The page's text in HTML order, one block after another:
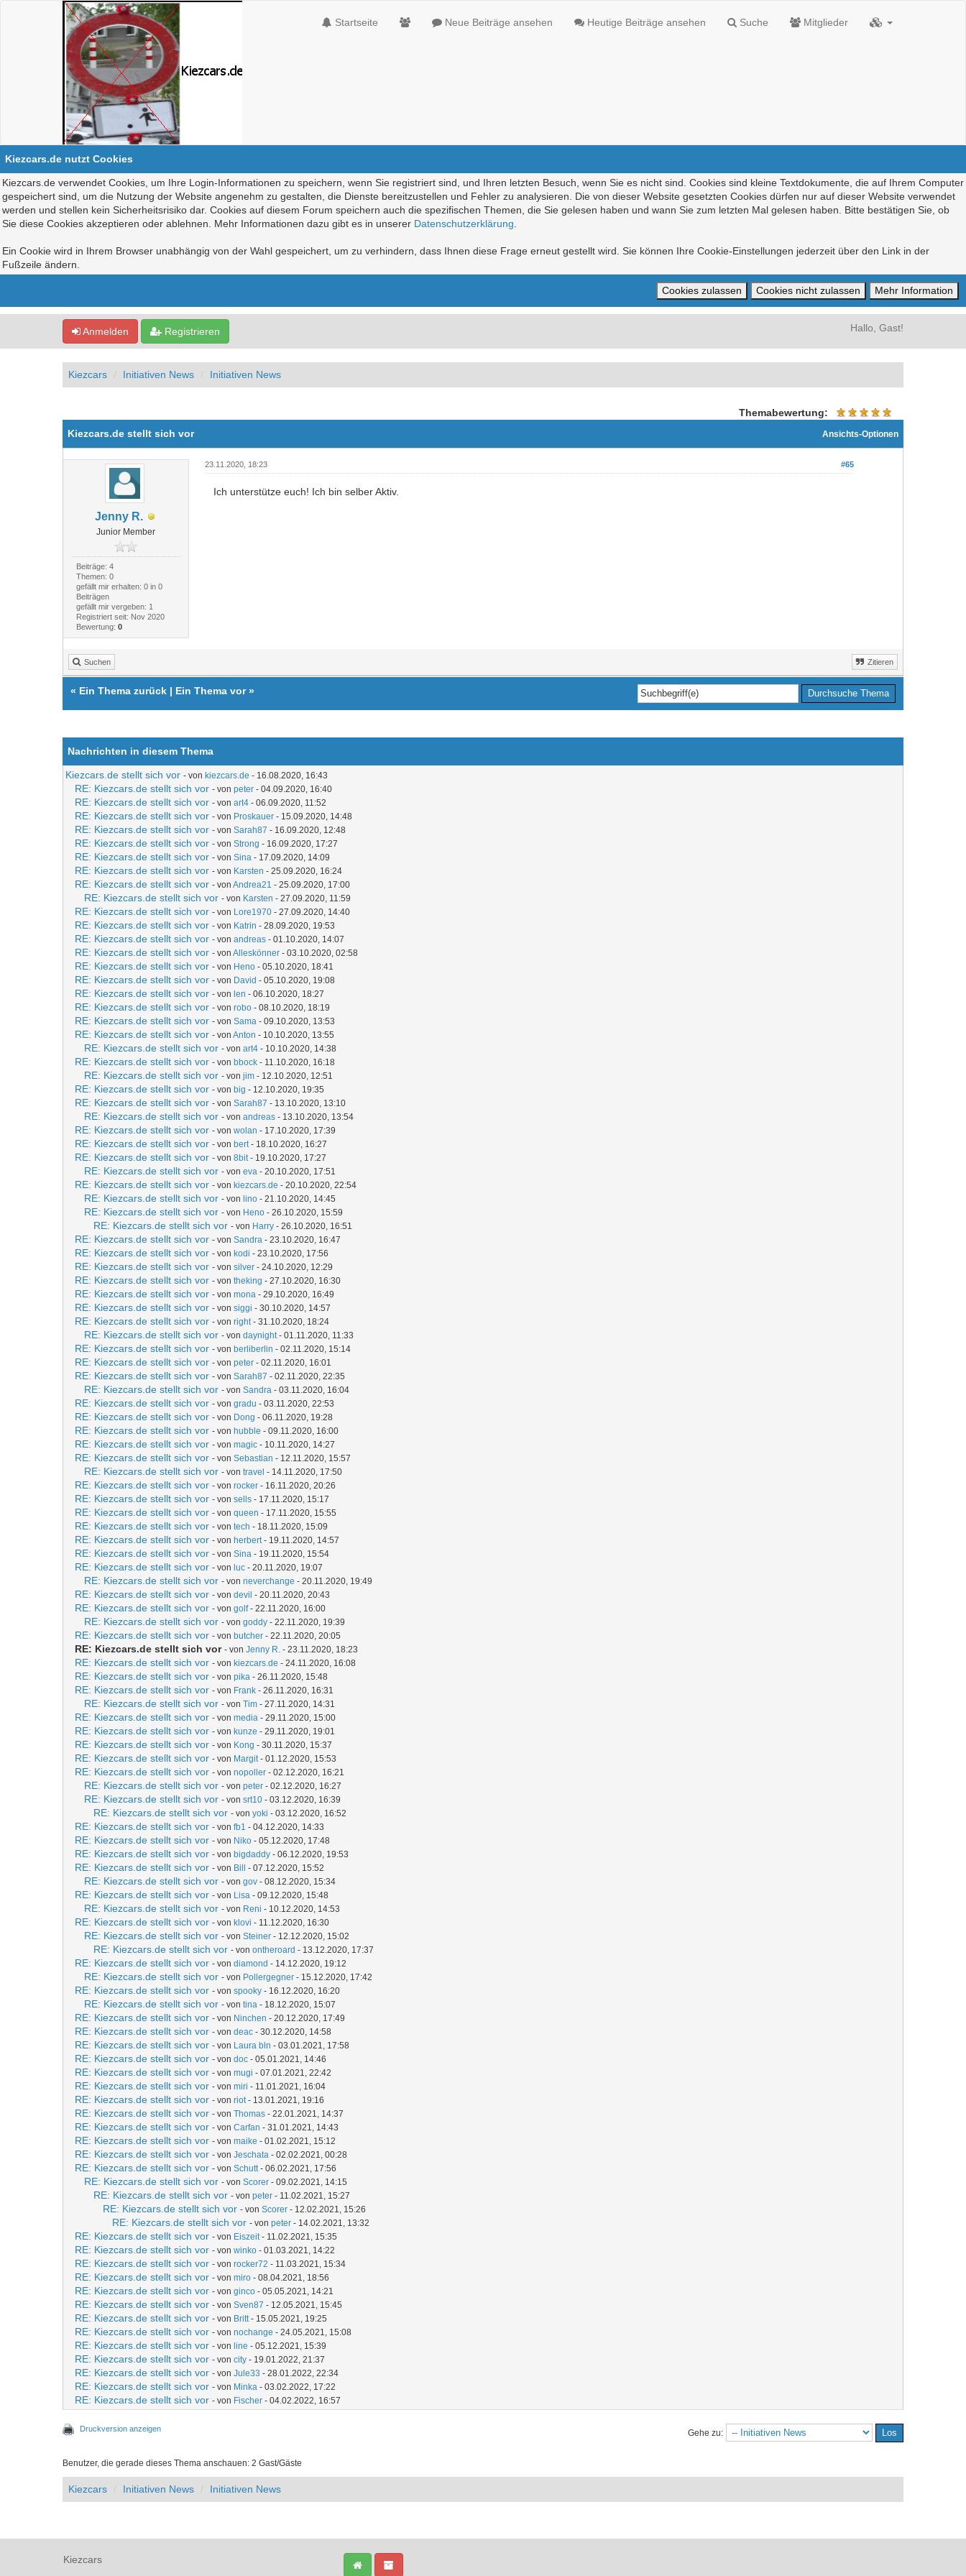
Startseite Neue Beiträge ansehen Heutige Beiträge ansehen Suche Mitglieder
Kiezcars.de nutzt Cookies
Kiezcars.de verwendet Cookies, um Ihre Login-Informationen zu speichern, wenn Sie registriert sind, und Ihren letzten Besuch, wenn Sie es nicht sind. Cookies sind kleine Textdokumente, die auf Ihrem Computer
gespeichert sind, um die Nutzung der Website angenehm zu gestalten, die Dienste bereitzustellen und Fehler zu analysieren. Die von dieser Website gesetzten Cookies dürfen nur auf dieser Website verwendet
werden und stellen kein Sicherheitsrisiko dar. Cookies auf diesem Forum speichern auch die spezifischen Themen, die Sie gelesen haben und wann Sie zum letzten Mal gelesen haben. Bitte bestätigen Sie, ob
Sie diese Cookies akzeptieren oder ablehnen. Mehr Informationen dazu gibt es in unserer Datenschutzerklärung
Ein Cookie wird in Ihrem Browser unabhängig von der Wahl gespeichert, um zu verhindern, dass Ihnen diese Frage erneut gestellt wird. Sie können Ihre Cookie-Einstellungen jederzeit über den Link in der
Fußzeile ändern.
Anmelden Registrieren Hallo, Gast!
Kiezcars Initiativen News Initiativen News
Themabewertung:
Ansichts-Optionen
Kiezcars.de stellt sich vor
Jenny R.
Junior Member
Beiträge: 4
Themen: 0
gefällt mir erhalten: 0 in 0
Beiträgen
gefällt mir vergeben: 1
Registriert seit: Nov 2020
Bewertung: 0
#65
23.11.2020, 18:23
Ich unterstütze euch! Ich bin selber Aktiv.
Suchen Zitieren
« Ein Thema zurück | Ein Thema vor»
Nachrichten in diesem Thema
Kiezcars.de stellt sich vor - von kiezcars.de - 16.08.2020, 16:43
RE: Kiezcars.de stellt sich vor - von peter - 04.09.2020, 16:40
RE: Kiezcars.de stellt sich vor - von art4 - 06.09.2020, 11:52
RE: Kiezcars.de stellt sich vor - von Proskauer - 15.09.2020, 14:48
RE: Kiezcars.de stellt sich vor - von Sarah87 - 16.09.2020, 12:48
RE: Kiezcars.de stellt sich vor - von Strong - 16.09.2020, 17:27
RE: Kiezcars.de stellt sich vor - von Sina - 17.09.2020, 14:09
RE: Kiezcars.de stellt sich vor - von Karsten - 25.09.2020, 16:24
RE: Kiezcars.de stellt sich vor - von Andrea21 - 25.09.2020, 17:00
RE: Kiezcars.de stellt sich vor - von Karsten - 27.09.2020, 11:59
RE: Kiezcars.de stellt sich vor - von Lore1970 - 27.09.2020, 14:40
RE: Kiezcars.de stellt sich vor - von Katrin - 28.09.2020, 19:53
RE: Kiezcars.de stellt sich vor - von andreas - 01.10.2020, 14:07
RE: Kiezcars.de stellt sich vor - von Alleskönner - 03.10.2020, 02:58
RE: Kiezcars.de stellt sich vor - von Heno - 05.10.2020, 18:41
RE: Kiezcars.de stellt sich vor - von David - 05.10.2020, 19:08
RE: Kiezcars.de stellt sich vor - von len - 06.10.2020, 18:27
RE: Kiezcars.de stellt sich vor - von robo - 08.10.2020, 18:19
RE: Kiezcars.de stellt sich vor - von Sama - 09.10.2020, 13:53
RE: Kiezcars.de stellt sich vor - von Anton - 10.10.2020, 13:55
RE: Kiezcars.de stellt sich vor - von art4 - 10.10.2020, 14:38
RE: Kiezcars.de stellt sich vor - von bbock - 11.10.2020, 16:18
RE: Kiezcars.de stellt sich vor - von jim - 12.10.2020, 12:51
RE: Kiezcars.de stellt sich vor - von big - 12.10.2020, 19:35
RE: Kiezcars.de stellt sich vor - von Sarah87 - 13.10.2020, 13:10
RE: Kiezcars.de stellt sich vor - von andreas - 13.10.2020, 13:54
RE: Kiezcars.de stellt sich vor - von wolan - 17.10.2020, 17:39
RE: Kiezcars.de stellt sich vor - von bert- 18.10.2020, 16:27
RE: Kiezcars.de stellt sich vor - von 8bit- 19.10.2020, 17:27
RE: Kiezcars.de stellt sich vor - von eva - 20.10.2020, 17:51
RE: Kiezcars.de stellt sich vor - von kiezcars.de - 20.10.2020, 22:54
RE: Kiezcars.de stellt sich vor - von lino - 21.10.2020, 14:45
RE: Kiezcars.de stellt sich vor - von Heno - 26.10.2020, 15:59
RE: Kiezcars.de stellt sich vor - von Harry - 26.10.2020, 16:51
RE: Kiezcars.de stellt sich vor - von Sandra - 23.10.2020, 16:47
RE: Kiezcars.de stellt sich vor - von kodi - 23.10.2020, 17:56
RE: Kiezcars.de stellt sich vor - von silver - 24.10.2020, 12:29
RE: Kiezcars.de stellt sich vor - von theking - 27.10.2020, 16:30
RE: Kiezcars.de stellt sich vor - von mona - 29.10.2020, 16:49
RE: Kiezcars.de stellt sich vor - von siggi - 30.10.2020, 14:57
RE: Kiezcars.de stellt sich vor - von right- 31.10.2020, 18:24
RE: Kiezcars.de stellt sich vor - von daynight- 01.11.2020, 11:33
RE: Kiezcars.de stellt sich vor - von berliberlin - 02.11.2020, 15:14
RE: Kiezcars.de stellt sich vor - von peter - 02.11.2020, 16:01
RE: Kiezcars.de stellt sich vor - von Sarah87 - 02.11.2020, 22:35
RE: Kiezcars.de stellt sich vor - von Sandra - 03.11.2020, 16:04
RE: Kiezcars.de stellt sich vor - von gradu - 03.11.2020, 22:53
RE: Kiezcars.de stellt sich vor - von Dong - 06.11.2020, 19:28
RE: Kiezcars.de stellt sich vor - von hubble - 09.11.2020, 16:00
RE: Kiezcars.de stellt sich vor - von magic - 10.11.2020, 14:27
RE: Kiezcars.de stellt sich vor - von Sebastian - 12.11.2020, 15:57
RE: Kiezcars.de stellt sich vor - von travel - 14.11.2020, 17:50
RE: Kiezcars.de stellt sich vor - von rocker - 16.11.2020, 20:26
RE: Kiezcars.de stellt sich vor - von sells - 17.11.2020, 15:17
RE: Kiezcars.de stellt sich vor - von queen - 17.11.2020, 15:55
RE: Kiezcars.de stellt sich vor - von tech - 18.11.2020, 15:09
RE: Kiezcars.de stellt sich vor - von herbert- 19.11.2020, 14:57
RE: Kiezcars.de stellt sich vor - von Sina - 19.11.2020, 15:54
RE: Kiezcars.de stellt sich vor - von luc - 20.11.2020, 19:07
RE: Kiezcars.de stellt sich vor - von neverchange - 20.11.2020, 19:49
RE: Kiezcars.de stellt sich vor - von devil - 20.11.2020, 20:43
RE: Kiezcars.de stellt sich vor - von golf- 22.11.2020, 16:00
RE: Kiezcars.de stellt sich vor - von goddy - 22.11.2020, 19:39
RE: Kiezcars.de stellt sich vor - von butcher - 22.11.2020, 20:05
RE: Kiezcars.de stellt sich vor - von Jenny R. - 23.11.2020, 18:23
RE: Kiezcars.de stellt sich vor - von kiezcars.de - 24.11.2020, 16:08
RE: Kiezcars.de stellt sich vor - von pika - 26.11.2020, 15:48
RE: Kiezcars.de stellt sich vor - von Frank - 26.11.2020, 16:31
RE: Kiezcars.de stellt sich vor - von Tim - 27.11.2020, 14:31
RE: Kiezcars.de stellt sich vor - von media - 29.11.2020, 15:00
RE: Kiezcars.de stellt sich vor - von kunze - 29.11.2020, 19:01
RE: Kiezcars.de stellt sich vor - von Kong - 30.11.2020, 15:37
RE: Kiezcars.de stellt sich vor - von Margit- 01.12.2020, 15:53
RE: Kiezcars.de stellt sich vor - von nopoller - 02.12.2020, 16:21
RE: Kiezcars.de stellt sich vor - von peter - 02.12.2020, 16:27
RE: Kiezcars.de stellt sich vor - von srt10 - 03.12.2020, 16:39
RE: Kiezcars.de stellt sich vor - von yoki - 03.12.2020, 16:52
RE: Kiezcars.de stellt sich vor - von fb1 - 04.12.2020, 14:33
RE: Kiezcars.de stellt sich vor - von Niko - 05.12.2020, 17:48
RE: Kiezcars.de stellt sich vor - von bigdaddy - 06.12.2020, 19:53
RE: Kiezcars.de stellt sich vor - von Bill - 07.12.2020, 15:52
RE: Kiezcars.de stellt sich vor - von gov - 08.12.2020, 15:34
RE: Kiezcars.de stellt sich vor - von Lisa - 09.12.2020, 15:48
RE: Kiezcars.de stellt sich vor - von Reni - 10.12.2020, 14:53
RE: Kiezcars.de stellt sich vor - von klovi - 11.12.2020, 16:30
RE: Kiezcars.de stellt sich vor - von Steiner - 12.12.2020, 15:02
RE: Kiezcars.de stellt sich vor - von ontheroard - 13.12.2020, 17:37
RE: Kiezcars.de stellt sich vor - von diamond - 14.12.2020, 19:12
RE: Kiezcars.de stellt sich vor - von Pollergegner - 15.12.2020, 17:42
RE: Kiezcars.de stellt sich vor - von spooky - 16.12.2020, 16:20
RE: Kiezcars.de stellt sich vor - von tina - 18.12.2020, 15:07
RE: Kiezcars.de stellt sich vor - von Ninchen - 20.12.2020, 17:49
RE: Kiezcars.de stellt sich vor - von deac - 30.12.2020, 14:58
RE: Kiezcars.de stellt sich vor - von Laura bln - 03.01.2021, 17:58
RE: Kiezcars.de stellt sich vor - von doc - 05.01.2021, 14:46
RE: Kiezcars.de stellt sich vor - von mugi - 07.01.2021, 22:42
RE: Kiezcars.de stellt sich vor - von miri - 11.01.2021, 16:04
RE: Kiezcars.de stellt sich vor - von riot- 13.01.2021, 19:16
RE: Kiezcars.de stellt sich vor - von Thomas - 22.01.2021, 14:37
RE: Kiezcars.de stellt sich vor - von Carfan - 31.01.2021, 14:43
RE: Kiezcars.de stellt sich vor - von maike - 01.02.2021, 15:12
RE: Kiezcars.de stellt sich vor - von Jeschata - 02.02.2021, 00:28
RE: Kiezcars.de stellt sich vor - von Schutt- 06.02.2021, 17:56
RE: Kiezcars.de stellt sich vor - von Scorer - 09.02.2021, 14:15
RE: Kiezcars.de stellt sich vor - von peter - 11.02.2021, 15:27
RE: Kiezcars.de stellt sich vor - von Scorer - 12.02.2021, 15:26
RE: Kiezcars.de stellt sich vor - von peter - 14.02.2021, 13:32
RE: Kiezcars.de stellt sich vor - von Eiszeit- 11.02.2021, 15:35
RE: Kiezcars.de stellt sich vor - von winko - 01.03.2021, 14:22
RE: Kiezcars.de stellt sich vor - von rocker72 - 11.03.2021, 15:34
RE: Kiezcars.de stellt sich vor - von miro - 08.04.2021, 18:56
RE: Kiezcars.de stellt sich vor - von ginco - 05.05.2021, 14:21
RE: Kiezcars.de stellt sich vor - von Sven87 - 12.05.2021, 15:45
RE: Kiezcars.de stellt sich vor - von Britt- 15.05.2021, 19:25
RE: Kiezcars.de stellt sich vor - von nochange - 24.05.2021, 15:08
RE: Kiezcars.de stellt sich vor - von line - 05.12.2021, 15:39
RE: Kiezcars.de stellt sich vor - von city - 19.01.2022, 21:37
RE: Kiezcars.de stellt sich vor - von Jule33 - 28.01.2022, 22:34
RE: Kiezcars.de stellt sich vor - von Minka - 03.02.2022, 17:22
RE: Kiezcars.de stellt sich vor - von Fischer - 04.02.2022, 16:57
Druckversion anzeigen Gehe zu:
Benutzer, die gerade dieses Thema anschauen: 2 Gast/Gäste
Kiezcars Initiativen News Initiativen News
Kiezcars